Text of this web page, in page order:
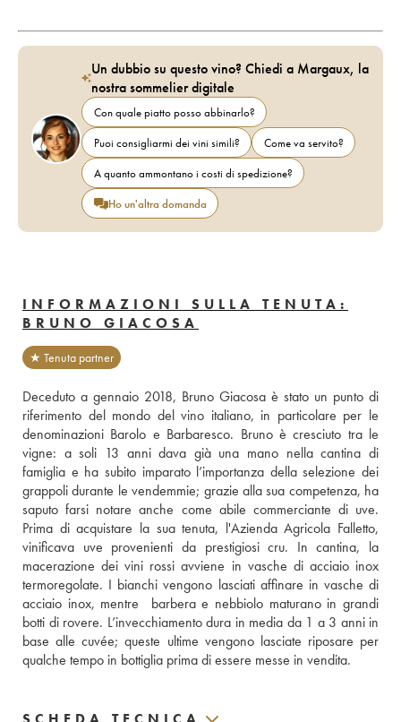
Un dubbio su questo vino? Chiedi a Margaux, la
nostra sommelier digitale
Con quale piatto posso abbinarlo?
Puoi consigliarmi dei vini simili?
Come va servito?
A quanto ammontano i costi di spedizione?
Ho un'altra domanda
INFORMAZIONI SULLA TENUTA:
BRUNO GIACOSA
★ Tenuta partner
Deceduto a gennaio 2018, Bruno Giacosa è stato un punto di
riferimento del mondo del vino italiano, in particolare per le
denominazioni Barolo e Barbaresco. Bruno è cresciuto tra le
vigne: a soli 13 anni dava già una mano nella cantina di
famiglia e ha subito imparato l’importanza della selezione dei
grappoli durante le vendemmie; grazie alla sua competenza, ha
saputo farsi notare anche come abile commerciante di uve.
Prima di acquistare la sua tenuta, l'Azienda Agricola Falletto,
vinificava uve provenienti da prestigiosi cru. In cantina, la
macerazione dei vini rossi avviene in vasche di acciaio inox
termoregolate. I bianchi vengono lasciati affinare in vasche di
acciaio inox, mentre  barbera e nebbiolo maturano in grandi
botti di rovere. L’invecchiamento dura in media da 1 a 3 anni in
base alle cuvée; queste ultime vengono lasciate riposare per
qualche tempo in bottiglia prima di essere messe in vendita.